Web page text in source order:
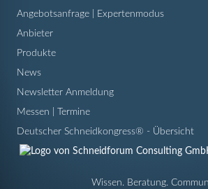
Angebotsanfrage | Expertenmodus
Anbieter
Produkte
News
Newsletter Anmeldung
Messen | Termine
Deutscher Schneidkongress® - Übersicht
Wissen. Beratung.